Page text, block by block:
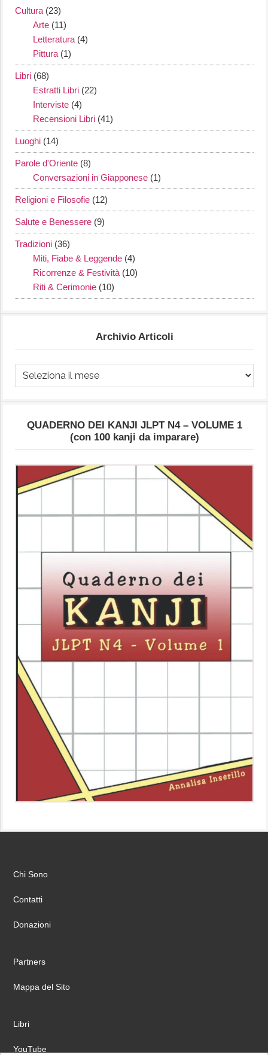
Cultura (23)
Arte (11)
Letteratura (4)
Pittura (1)
Libri (68)
Estratti Libri (22)
Interviste (4)
Recensioni Libri (41)
Luoghi (14)
Parole d'Oriente (8)
Conversazioni in Giapponese (1)
Religioni e Filosofie (12)
Salute e Benessere (9)
Tradizioni (36)
Miti, Fiabe & Leggende (4)
Ricorrenze & Festività (10)
Riti & Cerimonie (10)
Archivio Articoli
Archivio
Articoli
QUADERNO DEI KANJI JLPT N4 – VOLUME 1
(con 100 kanji da imparare)
Chi Sono
Contatti
Donazioni
Partners
Mappa del Sito
Libri
YouTube